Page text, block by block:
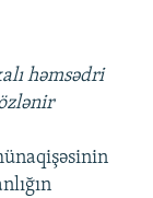
həmsədri